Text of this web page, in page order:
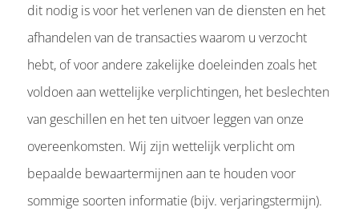
dit nodig is voor het verlenen van de diensten en het
afhandelen van de transacties waarom u verzocht
hebt, of voor andere zakelijke doeleinden zoals het
voldoen aan wettelijke verplichtingen, het beslechten
van geschillen en het ten uitvoer leggen van onze
overeenkomsten. Wij zijn wettelijk verplicht om
bepaalde bewaartermijnen aan te houden voor
sommige soorten informatie (bijv. verjaringstermijn).